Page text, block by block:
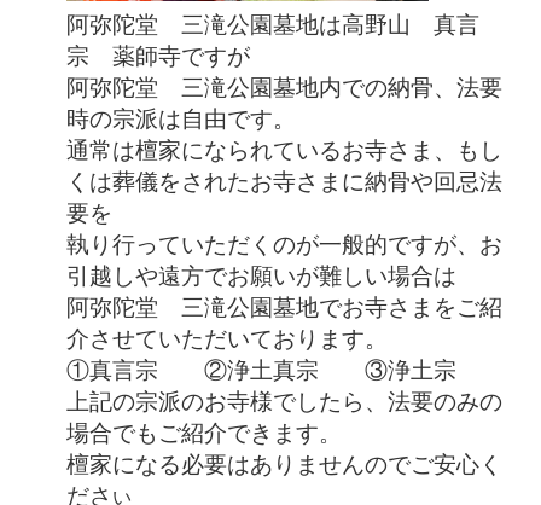
阿弥陀堂 三滝公園墓地は高野山 真言
宗 薬師寺ですが
阿弥陀堂 三滝公園墓地内での納骨、法要
時の宗派は自由です。
通常は檀家になられているお寺さま、もし
くは葬儀をされたお寺さまに納骨や回忌法
要を
執り行っていただくのが一般的ですが、お
引越しや遠方でお願いが難しい場合は
阿弥陀堂 三滝公園墓地でお寺さまをご紹
介させていただいております。
①真言宗 ②浄土真宗 ③浄土宗
上記の宗派のお寺様でしたら、法要のみの
場合でもご紹介できます。
檀家になる必要はありませんのでご安心く
ださ い